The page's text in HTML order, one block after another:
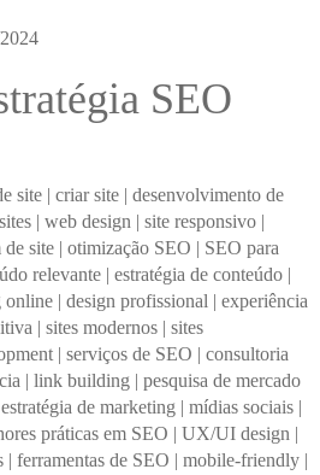
SEO
site | criar site | desenvolvimento de
| web design | site responsivo |
de site | otimização SEO | SEO para
relevante | estratégia de conteúdo |
online | design profissional | experiência
| sites modernos | sites
| serviços de SEO | consultoria
| link building | pesquisa de mercado
estratégia de marketing | mídias sociais |
práticas em SEO | UX/UI design |
| ferramentas de SEO | mobile-friendly |